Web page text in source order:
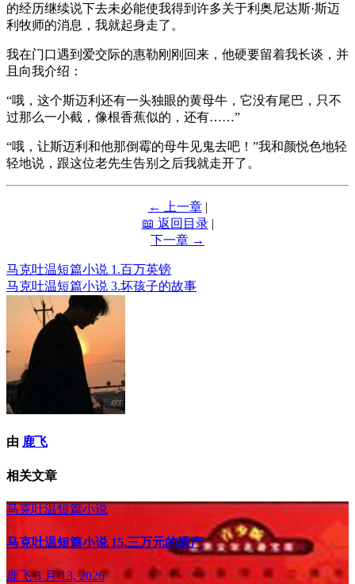
的经历继续说下去未必能使我得到许多关于利奥尼达斯·斯迈
利牧师的消息，我就起身走了。
我在门口遇到爱交际的惠勒刚刚回来，他硬要留着我长谈，并
且向我介绍：
“哦，这个斯迈利还有一头独眼的黄母牛，它没有尾巴，只不
过那么一小截，像根香蕉似的，还有……”
“哦，让斯迈利和他那倒霉的母牛见鬼去吧！”我和颜悦色地轻
轻地说，跟这位老先生告别之后我就走开了。
← 上一章|
📖 返回目录|
下一章 →
文
章
航
马克吐温短篇小说 1.百万英镑
马克吐温短篇小说 3.坏孩子的故事
由 鹿飞
相关文章
马克吐温短篇小说
马克吐温短篇小说 15.三万元的遗产
鹿飞3 月 13, 2026